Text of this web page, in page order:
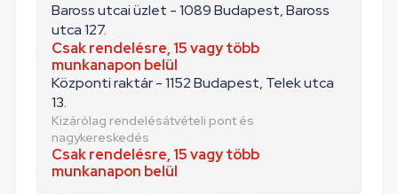
Baross utcai üzlet - 1089 Budapest, Baross
utca 127.
Csak rendelésre, 15 vagy több
munkanapon belül
Központi raktár - 1152 Budapest, Telek utca
13.
Kizárólag rendelésátvételi pont és
nagykereskedés
Csak rendelésre, 15 vagy több
munkanapon belül